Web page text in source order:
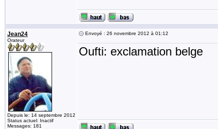
Jean24
Orateur
Depuis le: 14 septembre 2012
Status actuel: Inactif
Messages: 181
Envoyé : 26 novembre 2012 à 01:12
Oufti: exclamation belge